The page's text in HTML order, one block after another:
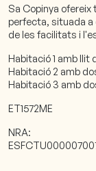
Sa Copinya
perfecta, situada
de les facilitats i
Habitació 1 amb llit
Habitació 2 amb
Habitació 3 amb
​ET1572ME
NRA: